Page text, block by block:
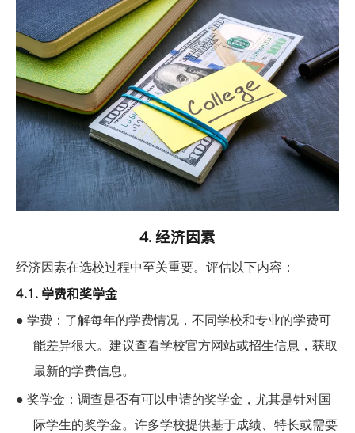
4. 经济因素
经济因素在选校过程中至关重要。评估以下内容：
4.1. 学费和奖学金
● 学费：了解每年的学费情况，不同学校和专业的学费可
能差异很大。建议查看学校官方网站或招生信息，获取
最新的学费信息。
● 奖学金：调查是否有可以申请的奖学金，尤其是针对国
际学生的奖学金。许多学校提供基于成绩、特长或需要